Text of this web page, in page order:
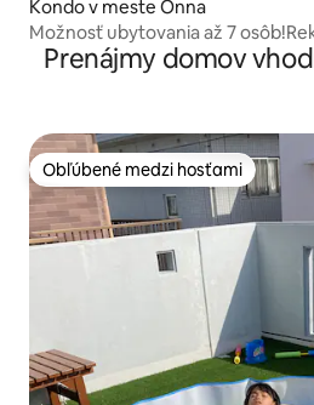
Kondo v meste Onna
Možnosť ubytovania až 7
výhľadom na more, rohová izba
3LDK!„Rombake Okinawa“
Prenájmy domov
Obľúbené medzi hosťami
Obľúbené medzi hosťami